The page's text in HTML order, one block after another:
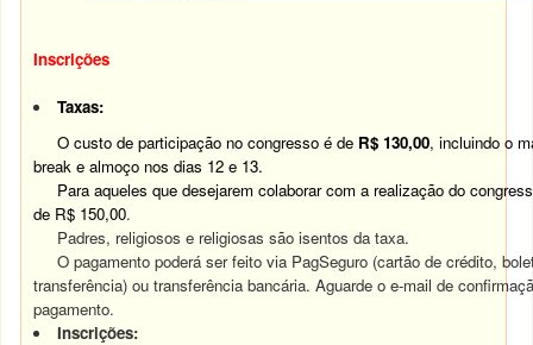
Inscrições
Taxas:
O custo de participação no congresso é de R$ 130,00, incluindo o
break e almoço nos dias 12 e 13.
Para aqueles que desejarem colaborar com a realização do
de R$ 150,00.
Padres, religiosos e religiosas são isentos da taxa.
O pagamento poderá ser feito via PagSeguro (cartão de crédito,
transferência) ou transferência bancária. Aguarde o e-mail de
pagamento.
Inscrições: